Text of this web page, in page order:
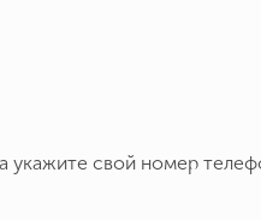
укажите свой номер